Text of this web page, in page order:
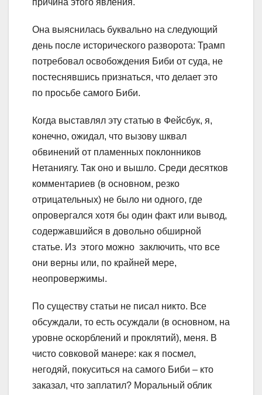
Она выяснилась буквально на следующий
день после исторического разворота: Трамп
потребовал освобождения Биби от суда, не
постеснявшись признаться, что делает это
по просьбе самого Биби.
Когда выставлял эту статью в Фейсбук, я,
конечно, ожидал, что вызову шквал
обвинений от пламенных поклонников
Нетаниягу. Так оно и вышло. Среди десятков
комментариев (в основном, резко
отрицательных) не было ни одного, где
опровергался хотя бы один факт или вывод,
содержавшийся в довольно обширной
статье. Из этого можно заключить, что все
они верны или, по крайней мере,
неопровержимы.
По существу статьи не писал никто. Все
обсуждали, то есть осуждали (в основном, на
уровне оскорблений и проклятий), меня. В
чисто совковой манере: как я посмел,
негодяй, покуситься на самого Биби – кто
заказал, что заплатил? Моральный облик